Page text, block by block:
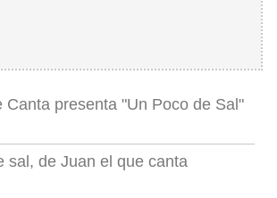
Canta presenta "Un Poco de Sal"
sal, de Juan el que canta